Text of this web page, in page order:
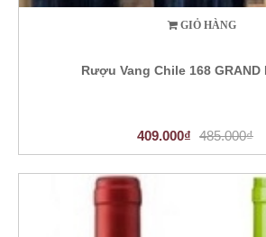
GIỎ HÀNG
Rượu Vang Chile 168 GRAND
409.000₫ 485.000₫